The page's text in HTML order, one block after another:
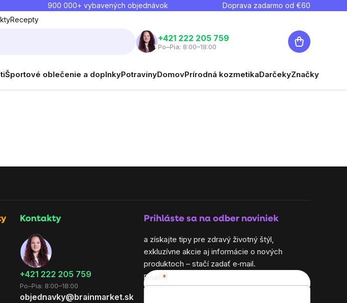
900 000+ vybavených objednávok Doprava zadarmo od €60
Recepty
+421 222 205 759
Po–Pia: 8:00–18:00
Nákupný
košík
Športové oblečenie a doplnkyPotravinyDomovPrírodná kozmetikaDarčekyZnačky
Kontakty
+421 222 205 759
Po–Pia: 8:00–18:00
objednavky@brainmarket.sk
Prihláste sa na odber noviniek
a získajte tipy pre zdravý životný štýl,
exkluzívne akcie aj informácie o nových
produktoch – stačí zadať e‑mail.
Email